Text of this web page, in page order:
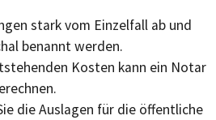
stark vom Einzelfall ab und
benannt werden.
Kosten kann ein Notar
die Auslagen für die öffentliche